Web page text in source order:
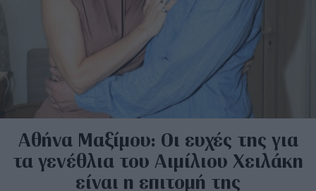
Αθήνα Μαξίμου: Οι ευχές της για
τα γενέθλια του Αιμίλιου Χειλάκη
είναι η επιτομή της